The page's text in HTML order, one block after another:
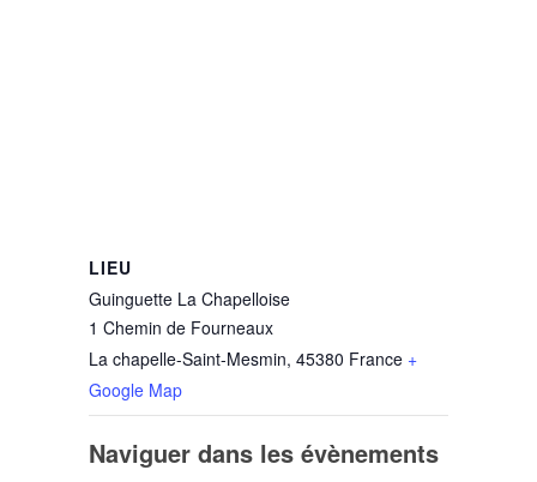
LIEU
Guinguette La Chapelloise
1 Chemin de Fourneaux
La chapelle-Saint-Mesmin, 45380 France +
Google Map
Naviguer dans les évènements